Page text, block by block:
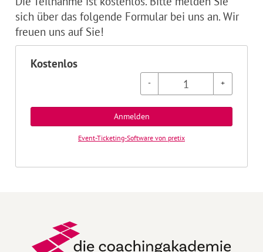
sich über das folgende Formular bei uns an. Wir
freuen uns auf Sie!
Kostenlos
- +
Anmelden
Event-Ticketing-Software von pretix